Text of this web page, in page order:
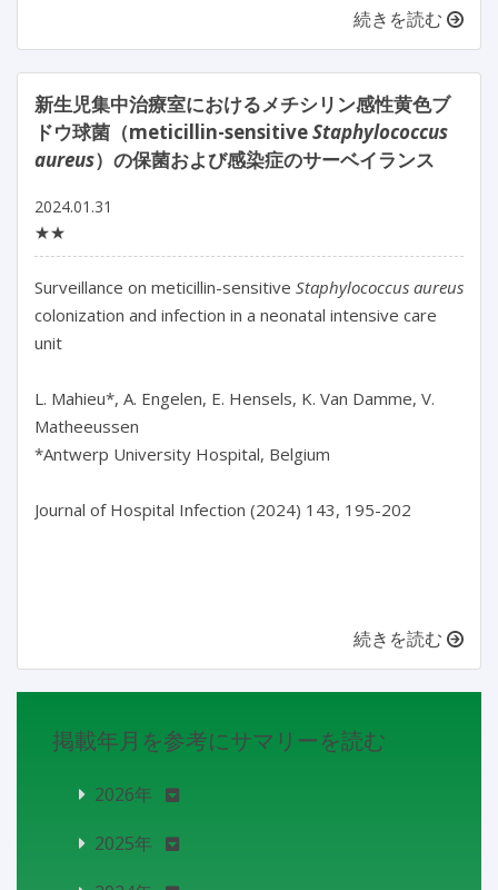
続きを読む
新生児集中治療室におけるメチシリン感性黄色ブ
ドウ球菌（meticillin-sensitiveStaphylococcus
aureus）の保菌および感染症のサーベイランス
2024.01.31
★★
Surveillance on meticillin-sensitive Staphylococcus aureus
colonization and infection in a neonatal intensive care
unit
L. Mahieu*, A. Engelen, E. Hensels, K. Van Damme, V.
Matheeussen
*Antwerp University Hospital, Belgium
Journal of Hospital Infection (2024) 143, 195-202
続きを読む
掲載年月を参考にサマリーを読む
2026年
2025年